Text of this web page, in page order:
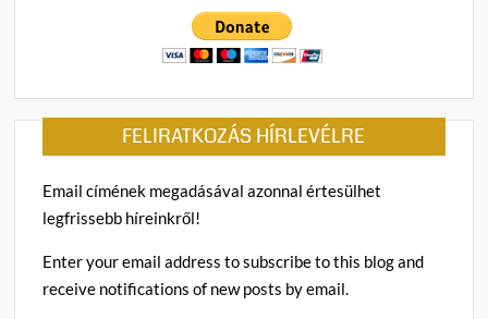
FELIRATKOZÁS HÍRLEVÉLRE
Email címének megadásával azonnal értesülhet
legfrissebb híreinkről!
Enter your email address to subscribe to this blog and
receive notifications of new posts by email.